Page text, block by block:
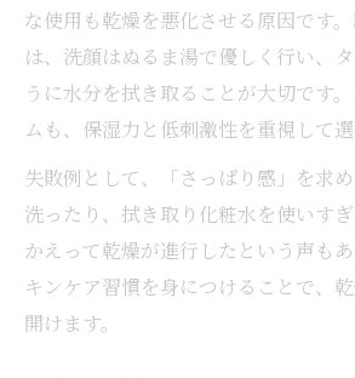
な使用も乾燥を悪化させる原因です
は、洗顔はぬるま湯で優しく行い、
うに水分を拭き取ることが大切です
ムも、保湿力と低刺激性を重視して選
失敗例として、「さっぱり感」を求
洗ったり、拭き取り化粧水を使いすぎ
かえって乾燥が進行したという声も
キンケア習慣を身につけることで、
開けます。